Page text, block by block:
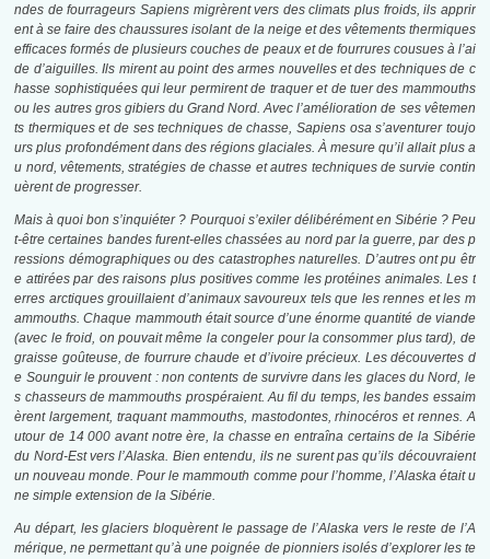
ndes de fourrageurs Sapiens migrèrent vers des climats plus froids, ils apprir
ent à se faire des chaussures isolant de la neige et des vêtements thermiques
efficaces formés de plusieurs couches de peaux et de fourrures cousues à l’ai
de d’aiguilles. Ils mirent au point des armes nouvelles et des techniques de c
hasse sophistiquées qui leur permirent de traquer et de tuer des mammouths
ou les autres gros gibiers du Grand Nord. Avec l’amélioration de ses vêtemen
ts thermiques et de ses techniques de chasse, Sapiens osa s’aventurer toujo
urs plus profondément dans des régions glaciales. À mesure qu’il allait plus a
u nord, vêtements, stratégies de chasse et autres techniques de survie contin
uèrent de progresser.
Mais à quoi bon s’inquiéter ? Pourquoi s’exiler délibérément en Sibérie ? Peu
t-être certaines bandes furent-elles chassées au nord par la guerre, par des p
ressions démographiques ou des catastrophes naturelles. D’autres ont pu êtr
e attirées par des raisons plus positives comme les protéines animales. Les t
erres arctiques grouillaient d’animaux savoureux tels que les rennes et les m
ammouths. Chaque mammouth était source d’une énorme quantité de viande
(avec le froid, on pouvait même la congeler pour la consommer plus tard), de
graisse goûteuse, de fourrure chaude et d’ivoire précieux. Les découvertes d
e Sounguir le prouvent : non contents de survivre dans les glaces du Nord, le
s chasseurs de mammouths prospéraient. Au fil du temps, les bandes essaim
èrent largement, traquant mammouths, mastodontes, rhinocéros et rennes. A
utour de 14 000 avant notre ère, la chasse en entraîna certains de la Sibérie
du Nord-Est vers l’Alaska. Bien entendu, ils ne surent pas qu’ils découvraient
un nouveau monde. Pour le mammouth comme pour l’homme, l’Alaska était u
ne simple extension de la Sibérie.
Au départ, les glaciers bloquèrent le passage de l’Alaska vers le reste de l’A
mérique, ne permettant qu’à une poignée de pionniers isolés d’explorer les te